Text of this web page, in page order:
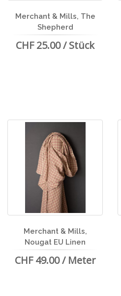
Merchant & Mills, The
Shepherd
CHF 25.00 / Stück
Merchant & Mills,
Nougat EU Linen
CHF 49.00 / Meter